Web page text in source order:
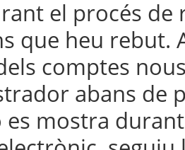
el procés de
que heu rebut.
comptes
abans de
mostra